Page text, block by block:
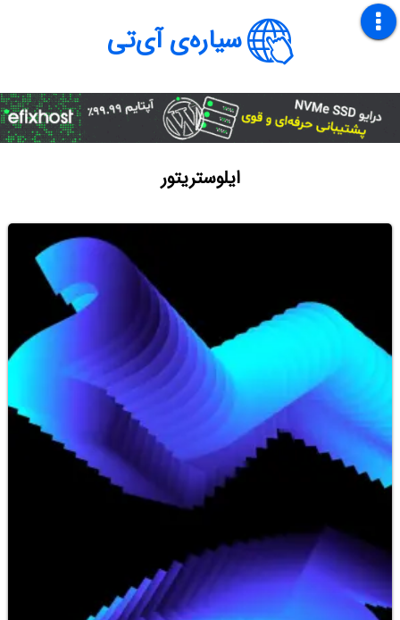
سیاره‌ی آی‌تی
ایلوستریتور